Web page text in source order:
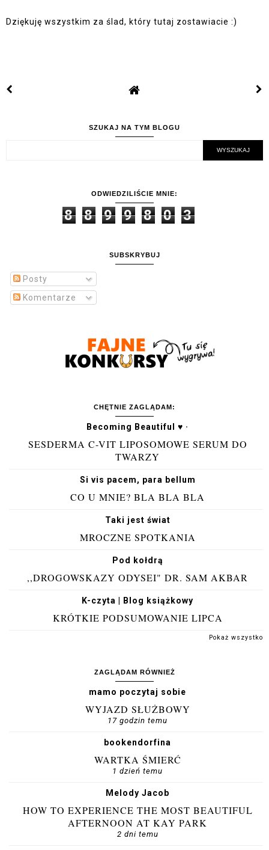
Dziękuję wszystkim za ślad, który tutaj zostawiacie :)
SZUKAJ NA TYM BLOGU
ODWIEDZILIŚCIE MNIE:
8 8 9 9 8 0 3
SUBSKRYBUJ
Posty
Komentarze
CHĘTNIE ZAGLĄDAM:
Becoming Beautiful ♥ ·
SESDERMA C-VIT LIPOSOMOWE SERUM DO
TWARZY
Si vis pacem, para bellum
CO U MNIE? BLA BLA BLA
Taki jest świat
MROCZNE SPOTKANIA
Pod kołdrą
,,DROGOWSKAZY ODYSEI" DR. SAM AKBAR
K-czyta | Blog książkowy
KRÓTKIE PODSUMOWANIE LIPCA
Pokaż wszystko
ZAGLĄDAM RÓWNIEŻ
mamo poczytaj sobie
WYJAZD SŁUŻBOWY
17 godzin temu
bookendorfina
WARTKA ŚMIERĆ
1 dzień temu
Melody Jacob
HOW TO EXPERIENCE THE MOST BEAUTIFUL
AFTERNOON AT KAY PARK
2 dni temu